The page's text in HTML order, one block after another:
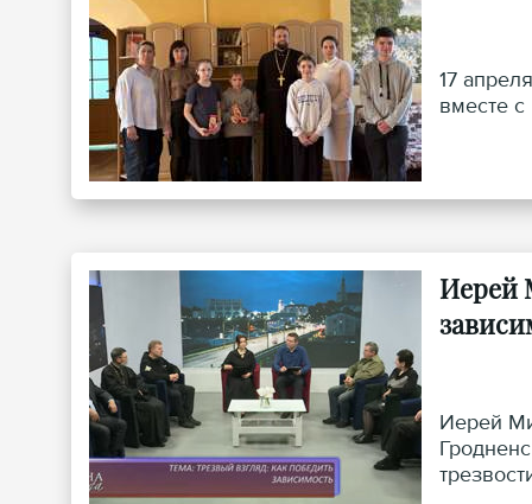
17
вместе
Иерей
Иерей